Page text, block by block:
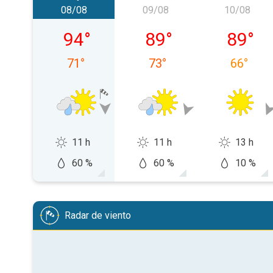
sábado, 08/08
08/08
94°
71 °
11 h
60 %
domingo, 09/08
09/08
89°
73°
11 h
60 %
lunes,
10/08
89°
66°
13 h
10 %
Radar de viento